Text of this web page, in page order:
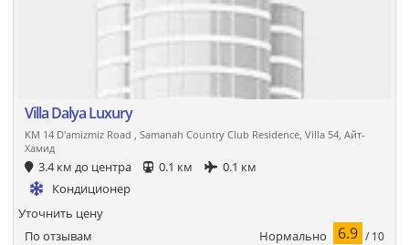
Villa Dalya Luxury
KM 14 D'amizmiz Road , Samanah Country Club Residence, Villa 54, Айт-
Хамид
3.4 км до центра 0.1 км
0.1 км
Кондиционер
По отзывам Нормально 6.9 / 10
Уточнить цену